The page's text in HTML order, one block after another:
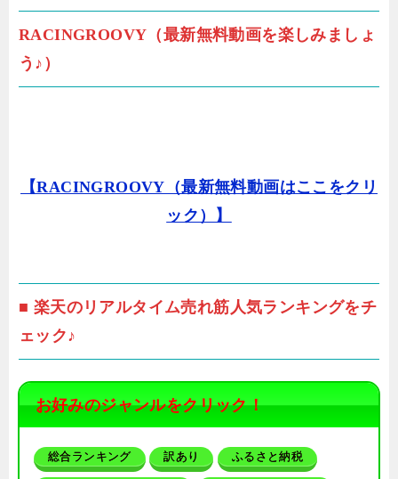
RACINGROOVY（最新無料動画を楽しみましょ
う♪）
【RACINGROOVY（最新無料動画はここをクリ
ック）】
■ 楽天のリアルタイム売れ筋人気ランキングをチ
ェック♪
お好みのジャンルをクリック！
総合ランキング 訳あり ふるさと納税